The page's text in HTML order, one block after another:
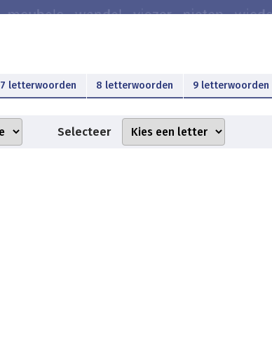
7 letterwoorden 8 letterwoorden 9 letterwoorden
Selecteer